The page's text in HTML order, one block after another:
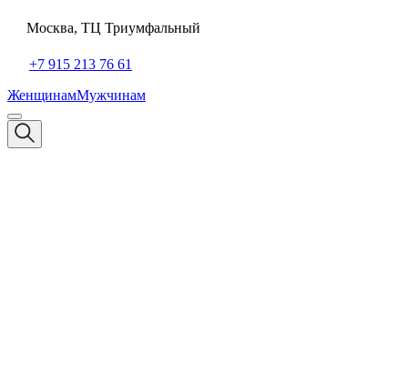
Москва, ТЦ Триумфальный
+7 915 213 76 61
ЖенщинамМужчинам